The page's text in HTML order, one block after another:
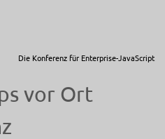
Die Konferenz für Enterprise-JavaScript
vor Ort